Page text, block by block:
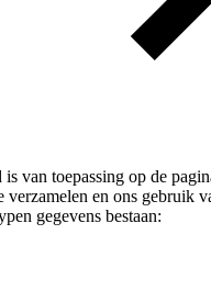
van toepassing op de
verzamelen en ons gebruik
gegevens bestaan: